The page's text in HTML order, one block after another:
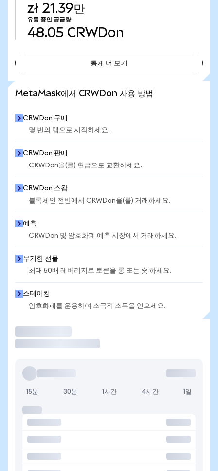
zł 21.39만
유통 중인 공급량
48.05 CRWDon
통계 더 보기
MetaMask에서 CRWDon 사용 방법
CRWDon 구매
몇 번의 탭으로 시작하세요.
CRWDon 판매
CRWDon을(를) 현금으로 교환하세요.
CRWDon 스왑
블록체인 전반에서 CRWDon을(를) 거래하세요.
예측
CRWDon 및 암호화폐 예측 시장에서 거래하세요.
무기한 선물
최대 50배 레버리지로 토큰을 롱 또는 숏 하세요.
스테이킹
암호화폐를 운용하여 소극적 소득을 얻으세요.
15분 30분 1시간 4시간 1일